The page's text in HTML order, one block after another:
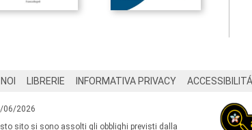
LIBRERIE INFORMATIVA PRIVACY ACCESSIBILITÁ
06/2026
sito si sono assolti gli obblighi previsti dalla